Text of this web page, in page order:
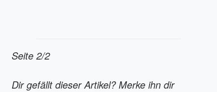
Seite 2/2
Dir gefällt dieser Artikel? Merke ihn dir